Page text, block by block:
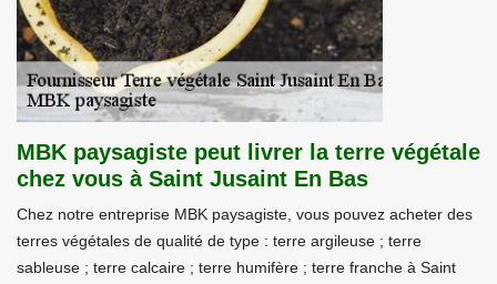
MBK paysagiste peut livrer la terre végétale
chez vous à Saint Jusaint En Bas
Chez notre entreprise MBK paysagiste, vous pouvez acheter des
terres végétales de qualité de type : terre argileuse ; terre
sableuse ; terre calcaire ; terre humifère ; terre franche à Saint